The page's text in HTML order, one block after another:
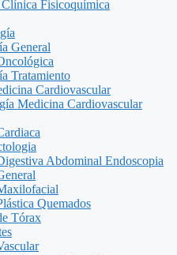
Fisicoquímica
General
Tratamiento
Cardiovascular
Medicina Cardiovascular
Abdominal Endoscopia
Quemados
Tórax